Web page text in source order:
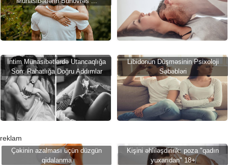
İntim Münasibətlərdə Utancaqlığa
Son: Rahatlığa Doğru Addımlar
Libidonun Düşməsinin Psixoloji
Səbəbləri
reklam
Çəkinin azalması üçün düzgün
qidalanma
Kişini əhliləşdiririk: poza "qadın
yuxarıdan" 18+